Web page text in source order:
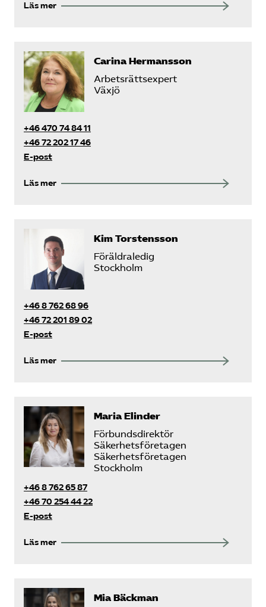
Läs mer
Carina Hermansson
Arbetsrättsexpert
Växjö
+46 470 74 84 11
+46 72 202 17 46
E-post
Läs mer
Kim Torstensson
Föräldraledig
Stockholm
+46 8 762 68 96
+46 72 201 89 02
E-post
Läs mer
Maria Elinder
Förbundsdirektör
Säkerhetsföretagen
Säkerhetsföretagen
Stockholm
+46 8 762 65 87
+46 70 254 44 22
E-post
Läs mer
Mia Bäckman